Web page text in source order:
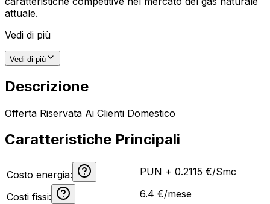
attuale.
Vedi di più
Vedi di più
Descrizione
Offerta Riservata Ai Clienti Domestico
Caratteristiche Principali
Costo energia: PUN + 0.2115 €/Smc
Costi fissi: 6.4 €/mese